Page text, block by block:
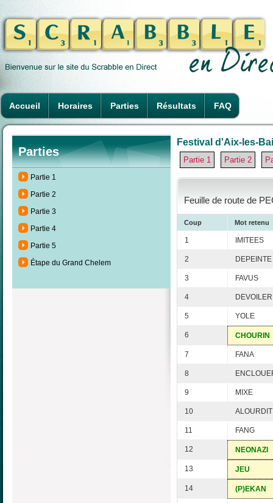
Accueil Horaires Parties Résultats FAQ
Parties
Partie 1
Partie 2
Partie 3
Partie 4
Partie 5
Étape du Grand Chelem
Festival d'Aix-les-
Partie 1 Partie 2
Feuille de route de
Coup Mot retenu
1 IMITEES
2 DEPEINTE
3 FAVUS
4 DEVOILER
5 YOLE
6 CHOURIN
7 FANA
8
9 MIXE
10 ALOURDIT
11 FANG
12 NEONAZI
13 JEU
14 (P)EKAN